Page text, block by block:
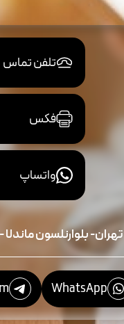
تلفن تماس
فکس
واتساپ
تهران- بلوارنلسون ماندلا
WhatsApp